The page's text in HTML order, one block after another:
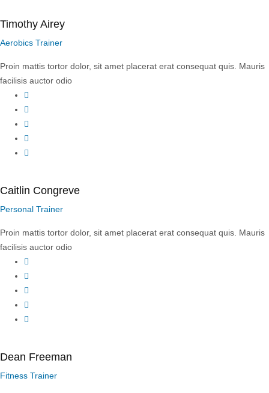
Timothy Airey
Aerobics Trainer
Proin mattis tortor dolor, sit amet placerat erat consequat quis. Mauris
facilisis auctor odio
Caitlin Congreve
Personal Trainer
Proin mattis tortor dolor, sit amet placerat erat consequat quis. Mauris
facilisis auctor odio
Dean Freeman
Fitness Trainer